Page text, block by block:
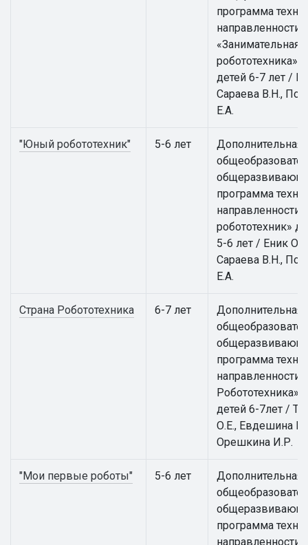
программа
направленности
«Занимательная
робототехника»
детей 6-7 лет /
Сараева В.Н.,
Е.А.
"Юный робототехник" 5-6 лет
Дополнительная
программа
робототехник»
5-6 лет / Еник
Сараева В.Н.,
Е.А.
Страна Робототехника 6-7 лет
Дополнительная
программа
направленности
Робототехника»
детей 6-7лет /
О.Е., Евдешина
Орешкина И.Р.
"Мои первые роботы" 5-6 лет
Дополнительная
программа
направленности